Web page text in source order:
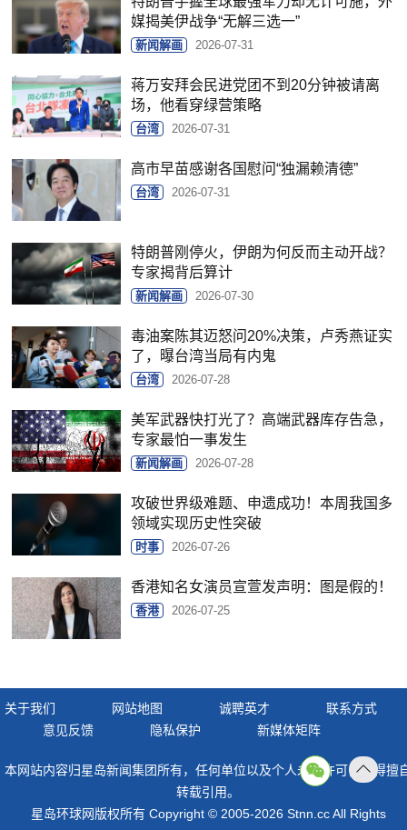
媒揭美伊战争“无解三选一”
新闻解画 2026-07-31
蒋万安拜会民进党团不到20分钟被请离
场，他看穿绿营策略
台湾 2026-07-31
高市早苗感谢各国慰问“独漏赖清德”
台湾 2026-07-31
特朗普刚停火，伊朗为何反而主动开战？
专家揭背后算计
新闻解画 2026-07-30
毒油案陈其迈怒问20%决策，卢秀燕证实
了，曝台湾当局有内鬼
台湾 2026-07-28
美军武器快打光了？高端武器库存告急，
专家最怕一事发生
新闻解画 2026-07-28
攻破世界级难题、申遗成功！本周我国多
领域实现历史性突破
时事 2026-07-26
香港知名女演员宣萱发声明：图是假的！
香港 2026-07-25
关于我们 网站地图 诚聘英才
联系方式
意见反馈
隐私保护 新媒体矩阵
本网站内容归星岛新闻集团所有，任何单位以及个人未经许可，不得擅
转载引用。
星岛环球网版权所有 Copyright © 2005-2026 Stnn.cc All Rights
顶部